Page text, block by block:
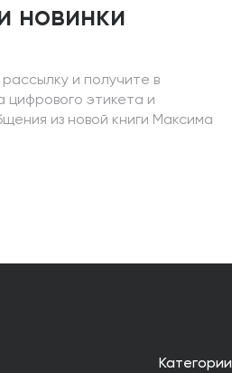
новинки
и получите в
цифрового этикета и
из новой книги Максима
Категории